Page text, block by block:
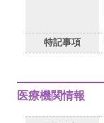
特記事項
医療機関情報